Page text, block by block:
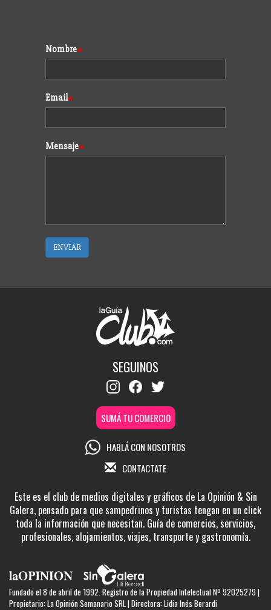
Formulario
Nombre
Email
Mensaje
ENVIAR
SEGUINOS
SUMÁ TU COMERCIO
HABLÁ CON NOSOTROS
CONTACTATE
Este es el club de medios digitales y gráficos de La Opinión & Sin
Galera, pensado para que sampedrinos y turistas tengan en un click
toda la información que necesitan. Guía de comercios, servicios,
profesionales, alojamientos, viajes, transporte y gastronomía.
Fundado el 8 de abril de 1992. Registro de la Propiedad Intelectual Nº 92025279 |
Propietario: La Opinión Semanario SRL | Directora: Lidia Inés Berardi